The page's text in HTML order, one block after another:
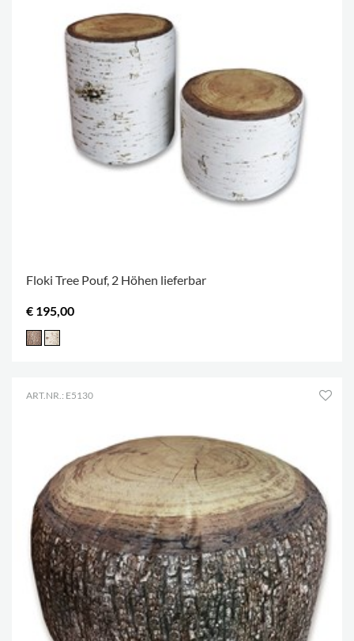
Floki Tree Pouf, 2 Höhen lieferbar
€ 195,00
ART.NR.: E5130